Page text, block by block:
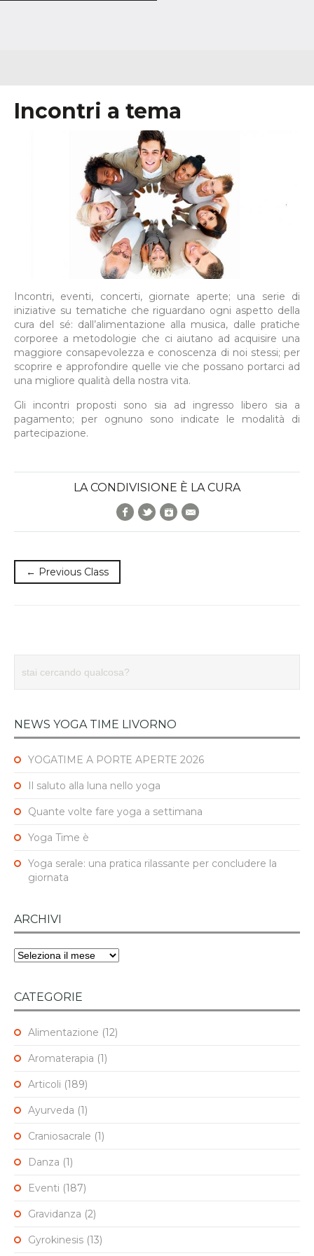
Incontri a tema
Incontri, eventi, concerti, giornate aperte; una serie di
iniziative su tematiche che riguardano ogni aspetto della
cura del sé: dall’alimentazione alla musica, dalle pratiche
corporee a metodologie che ci aiutano ad acquisire una
maggiore consapevolezza e conoscenza di noi stessi; per
scoprire e approfondire quelle vie che possano portarci ad
una migliore qualità della nostra vita.
Gli incontri proposti sono sia ad ingresso libero sia a
pagamento; per ognuno sono indicate le modalità di
partecipazione.
LA CONDIVISIONE È LA CURA
Facebook
TwitterGoogle+
← Previous Class
NEWS YOGA TIME LIVORNO
YOGATIME A PORTE APERTE 2026
Il saluto alla luna nello yoga
Quante volte fare yoga a settimana
Yoga Time è
Yoga serale: una pratica rilassante per concludere la
giornata
ARCHIVI
Archivi
CATEGORIE
Alimentazione (12)
Aromaterapia (1)
Articoli (189)
Ayurveda (1)
Craniosacrale (1)
Danza (1)
Eventi (187)
Gravidanza (2)
Gyrokinesis (13)